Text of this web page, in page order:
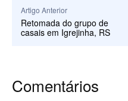
Artigo Anterior
Retomada do grupo de
casais em Igrejinha, RS
Comentários